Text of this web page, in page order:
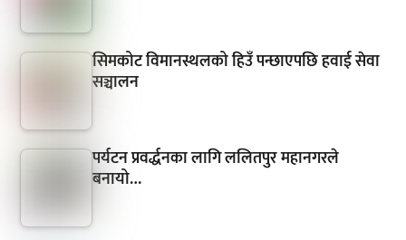
सिमकोट विमानस्थलको हिउँ पन्छाएपछि हवाई सेवा
सञ्चालन
पर्यटन प्रवर्द्धनका लागि ललितपुर महानगरले
बनायो…